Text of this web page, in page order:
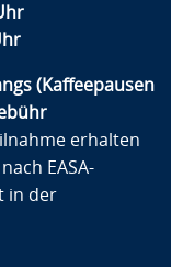
(Kaffeepausen
erhalten
EASA-
in der